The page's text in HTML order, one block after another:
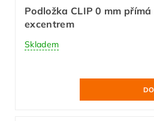
Podložka CLIP 0 mm
excentrem
Skladem